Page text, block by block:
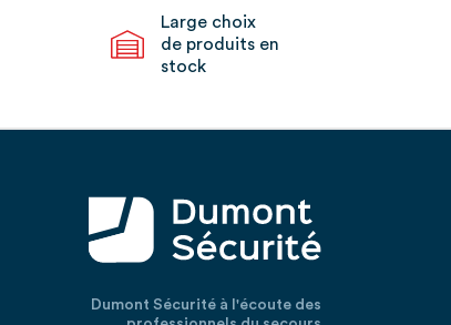
Large choix
de produits en
stock
Dumont Sécurité à l'écoute des